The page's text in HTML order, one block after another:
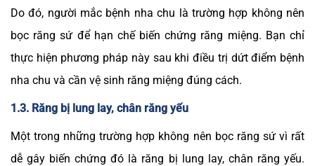
Do đó, người mắc bệnh nha chu là trường hợp không nên
bọc răng sứ để hạn chế biến chứng răng miệng. Bạn chỉ
thực hiện phương pháp này sau khi điều trị dứt điểm bệnh
nha chu và cần vệ sinh răng miệng đúng cách.
1.3. Răng bị lung lay, chân răng yếu
Một trong những trường hợp không nên bọc răng sứ vì rất
dễ gây biến chứng đó là răng bị lung lay, chân răng yếu.